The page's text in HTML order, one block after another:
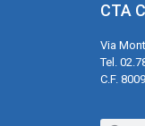
CTA
Via
Tel.
C.F.